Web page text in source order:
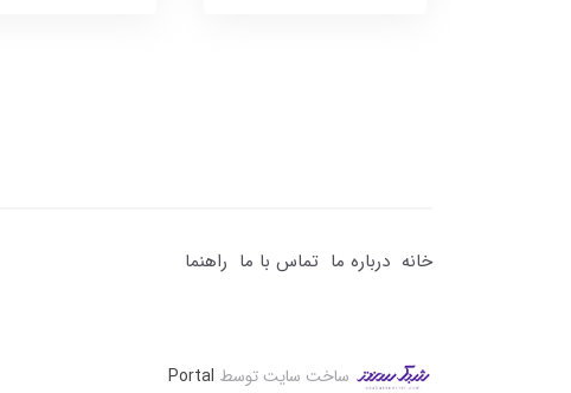
خانه درباره ما تماس با ما راهنما
ساخت سایت توسط Portal